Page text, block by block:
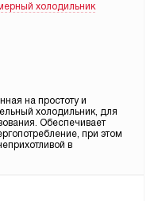
холодильник
на простоту и
холодильник, для
Обеспечивает
при этом
в